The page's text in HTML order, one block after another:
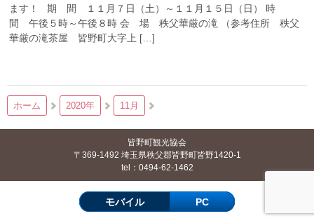
ます！ 期 間 １１月７日（土）～１１月１５日（日） 時
間 午後５時～午後８時 会 場 秩父華厳の滝 （参考住所 秩父
華厳の滝茶屋 皆野町大字上 […]
ホーム 2020年 11月
皆野町観光協会
〒369-1492 埼玉県秩父郡皆野町皆野1420-1
tel：0494-62-1462
モバイル PC